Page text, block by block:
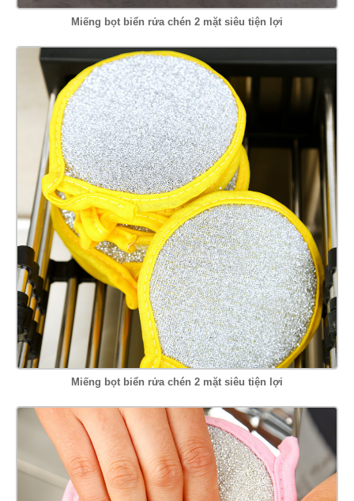
Miếng bọt biển rửa chén 2 mặt siêu tiện lợi
Miếng bọt biển rửa chén 2 mặt siêu tiện lợi